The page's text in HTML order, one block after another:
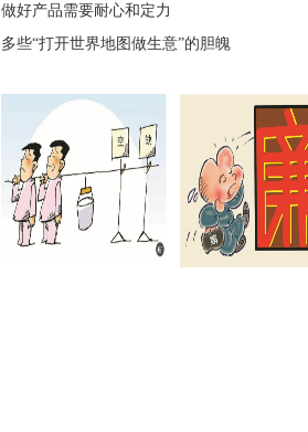
做好产品需要耐心和定力
多些“打开世界地图做生意”的胆魄